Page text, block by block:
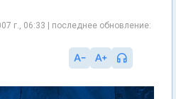
г., 06:33 | последнее обновление: